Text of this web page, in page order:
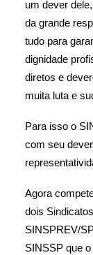
um dever
da grande
tudo para
dignidade
diretos e
muita luta e
Para isso o
com seu
Agora
dois
SINSPREV/
SINSSP que